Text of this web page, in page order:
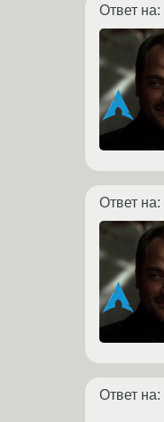
Ответ на:
Ответ на:
Ответ на: